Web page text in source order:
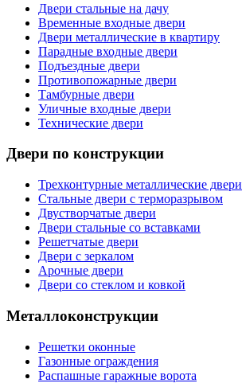
Двери стальные на дачу
Временные входные двери
Двери металлические в квартиру
Парадные входные двери
Подъездные двери
Противопожарные двери
Тамбурные двери
Уличные входные двери
Технические двери
Двери по конструкции
Трехконтурные металлические двери
Стальные двери с терморазрывом
Двустворчатые двери
Двери стальные со вставками
Решетчатые двери
Двери с зеркалом
Арочные двери
Двери со стеклом и ковкой
Металлоконструкции
Решетки оконные
Газонные ограждения
Распашные гаражные ворота